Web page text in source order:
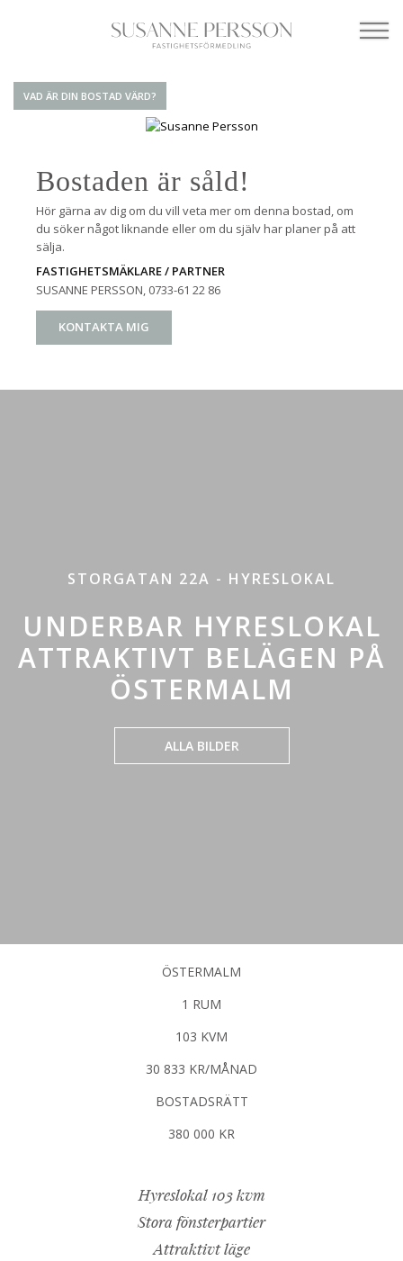
VAD ÄR DIN BOSTAD VÄRD?
Bostaden är såld!
Hör gärna av dig om du vill veta mer om denna bostad, om
du söker något liknande eller om du själv har planer på att
sälja.
FASTIGHETSMÄKLARE / PARTNER
SUSANNE PERSSON, 0733-61 22 86
KONTAKTA MIG
STORGATAN 22A - HYRESLOKAL
UNDERBAR HYRESLOKAL
ATTRAKTIVT BELÄGEN PÅ
ÖSTERMALM
ALLA BILDER
ÖSTERMALM
1 RUM
103 KVM
30 833 KR/MÅNAD
BOSTADSRÄTT
380 000 KR
Hyreslokal 103 kvm
Stora fönsterpartier
Attraktivt läge